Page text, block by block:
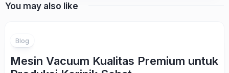
You may also like
Blog
Mesin Vacuum Kualitas Premium untuk